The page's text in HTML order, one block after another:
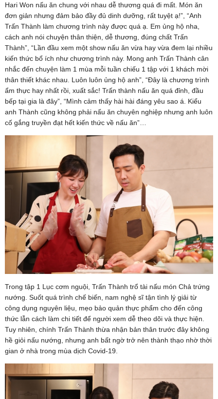
Hari Won nấu ăn chung với nhau dễ thương quá đi mất. Món ăn
đơn giản nhưng đảm bảo đầy đủ dinh dưỡng, rất tuyệt ạ!”, “Anh
Trấn Thành làm chương trình này được quá ạ. Em ủng hộ nha,
cách anh nói chuyện thân thiện, dễ thương, đúng chất Trấn
Thành”, “Lần đầu xem một show nấu ăn vừa hay vừa đem lại nhiều
kiến thức bổ ích như chương trình này. Mong anh Trấn Thành cân
nhắc đến chuyện làm 1 mùa mỗi tuần chiếu 1 tập với 1 khách mời
thân thiết khác nhau. Luôn luôn ủng hộ anh”, “Đây là chương trình
ẩm thực hay nhất rồi, xuất sắc! Trấn thành nấu ăn quá đỉnh, đầu
bếp tại gia là đây”, “Mình cảm thấy hài hài đáng yêu sao á. Kiểu
anh Thành cũng không phải nấu ăn chuyên nghiệp nhưng anh luôn
cố gắng truyền đạt hết kiến thức về nấu ăn”…
Trong tập 1 Lục cơm nguội, Trấn Thành trổ tài nấu món Chả trứng
nướng. Suốt quá trình chế biến, nam nghệ sĩ tận tình lý giải từ
công dụng nguyên liệu, mẹo bảo quản thực phẩm cho đến công
thức lẫn cách làm chi tiết để người xem dễ theo dõi và thực hiện.
Tuy nhiên, chính Trấn Thành thừa nhận bản thân trước đây không
hề giỏi nấu nướng, nhưng anh bất ngờ trở nên thành thạo nhờ thời
gian ở nhà trong mùa dịch Covid-19.